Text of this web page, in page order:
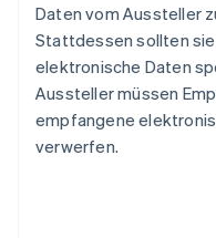
Daten vom Aussteller
Stattdessen sollten
elektronische Daten
Aussteller müssen
empfangene
verwerfen.